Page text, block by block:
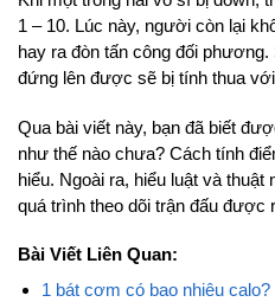
1 – 10. Lúc này, người còn lại
hay ra đòn tấn công đối
đứng lên được sẽ bị tính thua
Qua bài viết này, bạn đã biết
như thế nào chưa? Cách tính
hiểu. Ngoài ra, hiểu luật và
quá trình theo dõi trận đấu được
Bài Viết Liên Quan:
1 bát cơm có bao nhiêu